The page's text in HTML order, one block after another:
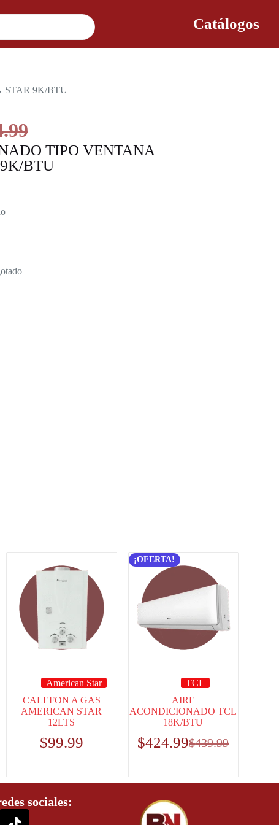
Catálogos
STAR 9K/BTU
TIPO VENTANA
BTU
American Star
CALEFON A GAS
AMERICAN STAR
12LTS
$99.99
¡OFERTA!
TCL
AIRE
ACONDICIONADO TCL
18K/BTU
$439.99
$424.99
sociales: